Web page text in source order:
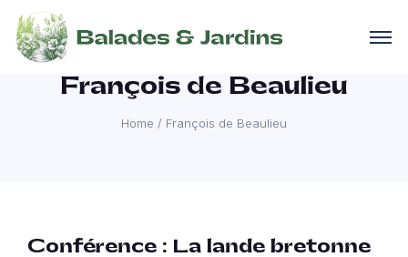
François de Beaulieu
Home / François de Beaulieu
Conférence : La lande bretonne